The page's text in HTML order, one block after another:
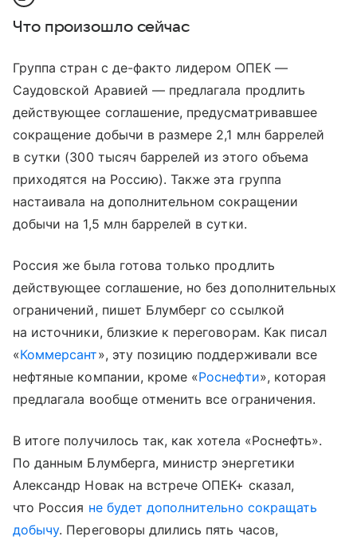
Что произошло сейчас
Группа стран с де-факто лидером ОПЕК —
Саудовской Аравией — предлагала продлить
действующее соглашение, предусматривавшее
сокращение добычи в размере 2,1 млн баррелей
в сутки (300 тысяч баррелей из этого объема
приходятся на Россию). Также эта группа
настаивала на дополнительном сокращении
добычи на 1,5 млн баррелей в сутки.
Россия же была готова только продлить
действующее соглашение, но без дополнительных
ограничений, пишет Блумберг со ссылкой
на источники, близкие к переговорам. Как писал
«Коммерсант», эту позицию поддерживали все
нефтяные компании, кроме «Роснефти», которая
предлагала вообще отменить все ограничения.
В итоге получилось так, как хотела «Роснефть».
По данным Блумберга, министр энергетики
Александр Новак на встрече ОПЕК+ сказал,
что Россия не будет дополнительно сокращать
добычу. Переговоры длились пять часов,